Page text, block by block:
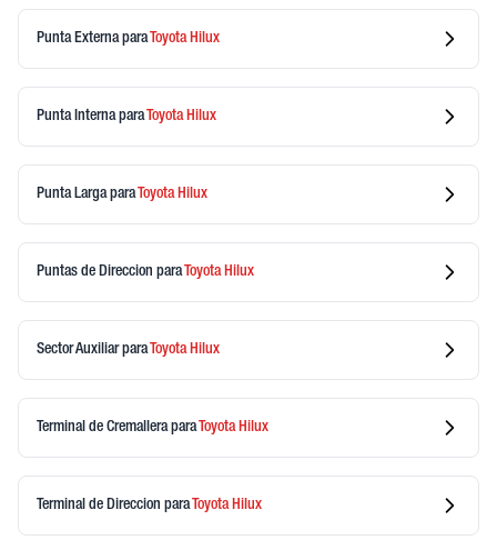
Punta ExternaparaToyotaHilux
Punta InternaparaToyotaHilux
Punta LargaparaToyotaHilux
Puntas de Direccion paraToyotaHilux
Sector AuxiliarparaToyotaHilux
Terminal de CremalleraparaToyotaHilux
Terminal de Direccion paraToyotaHilux